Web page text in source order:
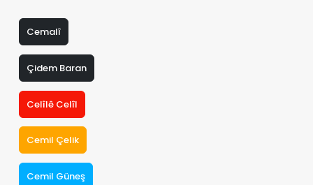
Cemalî
Çidem Baran
Celîlê Celîl
Cemil Çelik
Cemil Güneş